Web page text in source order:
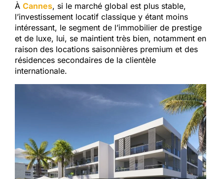
À Cannes, si le marché global est plus stable,
l’investissement locatif classique y étant moins
intéressant, le segment de l’immobilier de prestige
et de luxe, lui, se maintient très bien, notamment en
raison des locations saisonnières premium et des
résidences secondaires de la clientèle
internationale.